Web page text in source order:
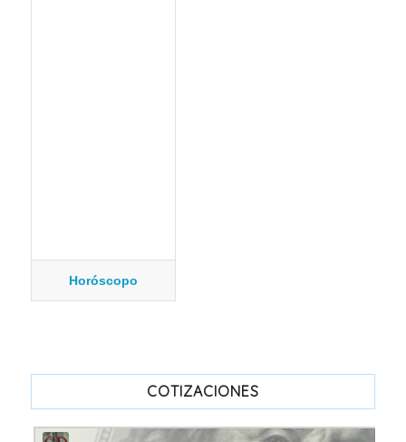
Horóscopo
COTIZACIONES